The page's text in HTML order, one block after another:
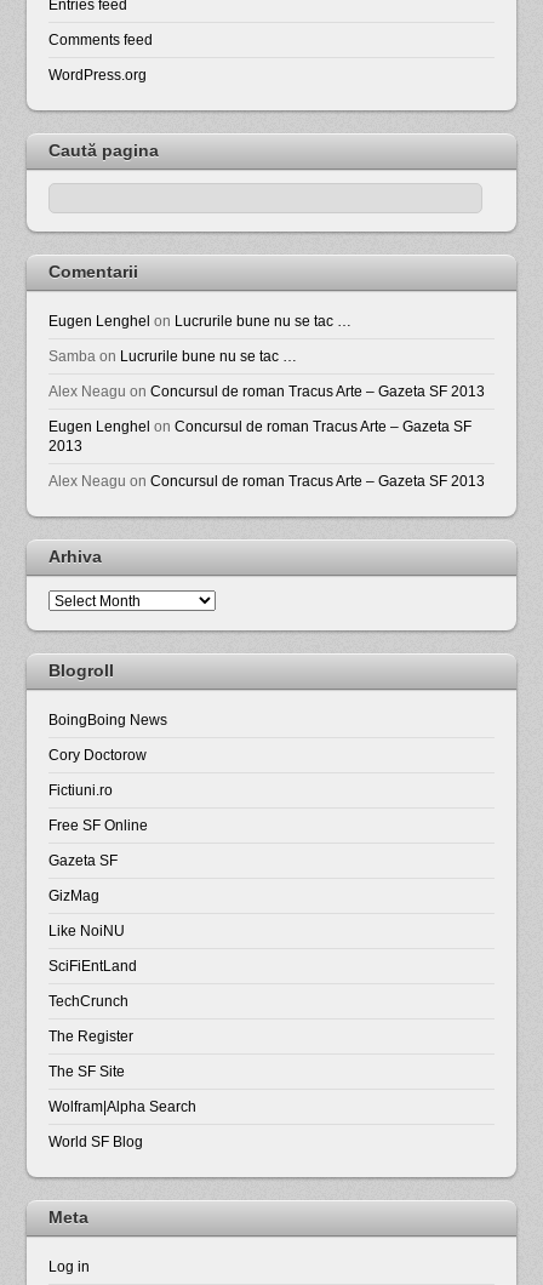
Entries feed
Comments feed
WordPress.org
Caută pagina
Comentarii
Eugen Lenghel on Lucrurile bune nu se tac …
Samba on Lucrurile bune nu se tac …
Alex Neagu onConcursul de roman Tracus Arte – Gazeta SF 2013
Eugen Lenghel onConcursul de roman Tracus Arte – Gazeta SF
2013
Alex Neagu onConcursul de roman Tracus Arte – Gazeta SF 2013
Arhiva
Arhiva
Blogroll
BoingBoing News
Cory Doctorow
Fictiuni.ro
Free SF Online
Gazeta SF
GizMag
Like NoiNU
SciFiEntLand
TechCrunch
The Register
The SF Site
Wolfram|Alpha Search
World SF Blog
Meta
Log in